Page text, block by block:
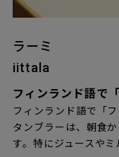
ラーミ
iittala
フィンランド語で
フィンランド語で「
タンブラーは、朝食
す。特にジュースやミ